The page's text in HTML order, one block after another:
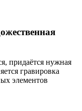
придаётся нужная
гравировка
элементов